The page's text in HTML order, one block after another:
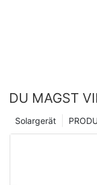
DU MAGST
Solargerät